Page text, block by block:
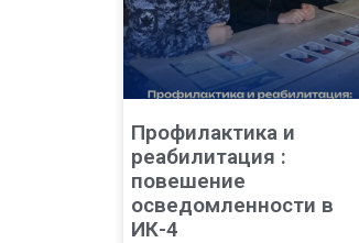
Профилактика и
реабилитация :
повешение
осведомленности в
ИК-4